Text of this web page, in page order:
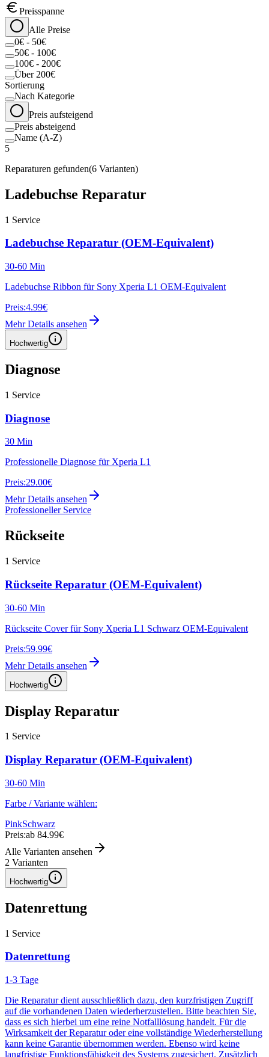
Preisspanne
Alle Preise
0€ - 50€
50€ - 100€
100€ - 200€
Über 200€
Sortierung
Nach Kategorie
Preis aufsteigend
Preis absteigend
Name (A-Z)
5
Reparaturen gefunden(6 Varianten)
Ladebuchse Reparatur
1 Service
Ladebuchse Reparatur (OEM-Equivalent)
30-60 Min
Ladebuchse Ribbon für Sony Xperia L1 OEM-Equivalent
Preis:4.99€
Mehr Details ansehen
Hochwertig
Diagnose
1 Service
Diagnose
30 Min
Professionelle Diagnose für Xperia L1
Preis:29.00€
Mehr Details ansehen
Professioneller Service
Rückseite
1 Service
Rückseite Reparatur (OEM-Equivalent)
30-60 Min
Rückseite Cover für Sony Xperia L1 Schwarz OEM-Equivalent
Preis:59.99€
Mehr Details ansehen
Hochwertig
Display Reparatur
1 Service
Display Reparatur (OEM-Equivalent)
30-60 Min
Farbe / Variante wählen:
PinkSchwarz
Preis:ab 84.99€
Alle Varianten ansehen
2 Varianten
Hochwertig
Datenrettung
1 Service
Datenrettung
1-3 Tage
Die Reparatur dient ausschließlich dazu, den kurzfristigen Zugriff
auf die vorhandenen Daten wiederherzustellen. Bitte beachten Sie,
dass es sich hierbei um eine reine Notfalllösung handelt. Für die
Wirksamkeit der Reparatur oder eine vollständige Wiederherstellung
kann keine Garantie übernommen werden. Ebenso wird keine
langfristige Funktionsfähigkeit des Systems zugesichert. Zusätzlich